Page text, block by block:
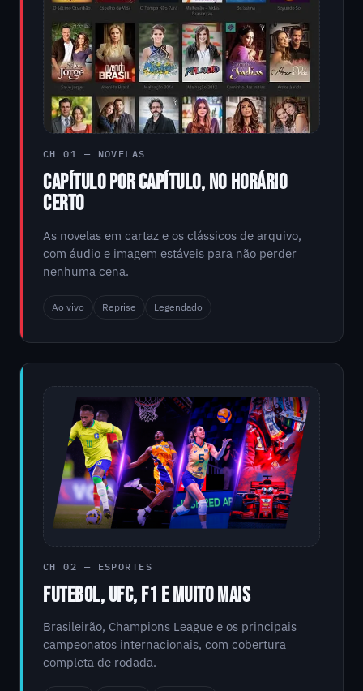
CH 01 — NOVELAS
CAPÍTULO POR CAPÍTULO, NO HORÁRIO
CERTO
As novelas em cartaz e os clássicos de arquivo,
com áudio e imagem estáveis para não perder
nenhuma cena.
Ao vivo Reprise Legendado
CH 02 — ESPORTES
FUTEBOL, UFC, F1 E MUITO MAIS
Brasileirão, Champions League e os principais
campeonatos internacionais, com cobertura
completa de rodada.